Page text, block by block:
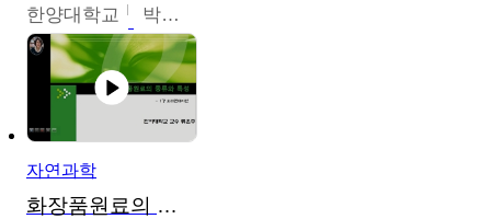
한양대학교 박경호
자연과학
화장품원료의 종류와 특성